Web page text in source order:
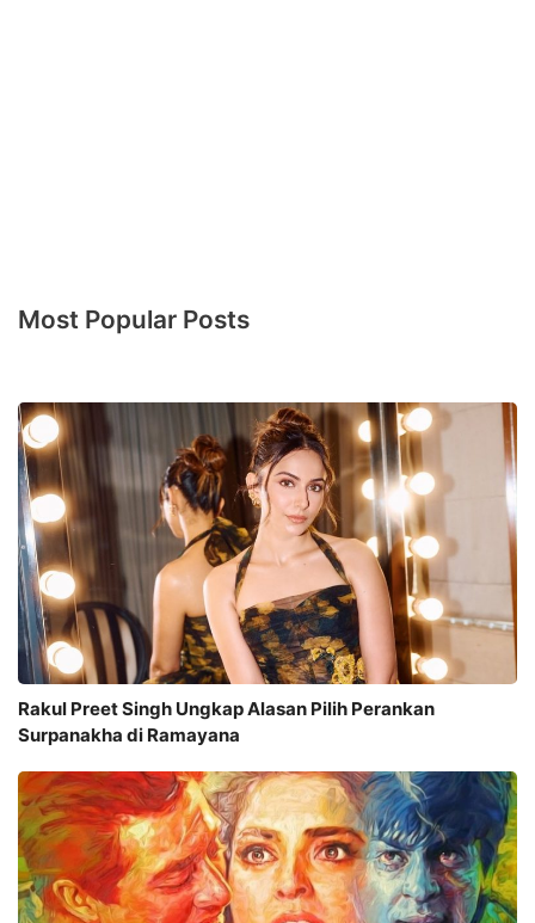
Most Popular Posts
Rakul Preet Singh Ungkap Alasan Pilih Perankan
Surpanakha di Ramayana